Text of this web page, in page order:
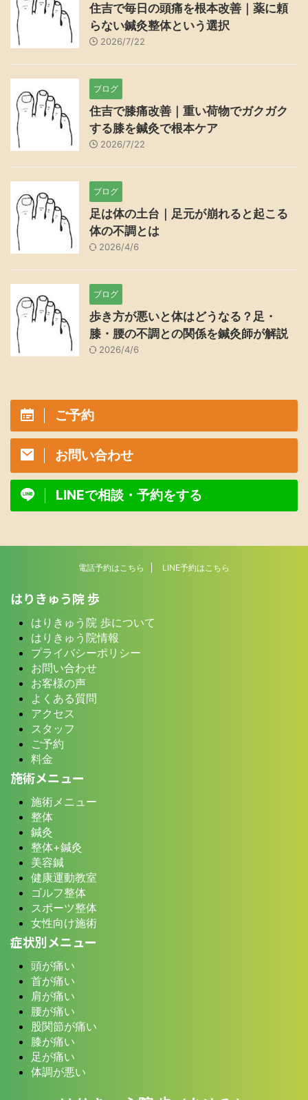
住吉で毎日の頭痛を根本改善｜薬に頼
らない鍼灸整体という選択
2026/7/22
ブログ
住吉で膝痛改善｜重い荷物でガクガク
する膝を鍼灸で根本ケア
2026/7/22
ブログ
足は体の土台｜足元が崩れると起こる
体の不調とは
2026/4/6
ブログ
歩き方が悪いと体はどうなる？足・
膝・腰の不調との関係を鍼灸師が解説
2026/4/6
ご予約
お問い合わせ
LINEで相談・予約をする
電話予約はこちら LINE予約はこちら
はりきゅう院 歩
はりきゅう院 歩について
はりきゅう院情報
プライバシーポリシー
お問い合わせ
お客様の声
よくある質問
アクセス
スタッフ
ご予約
料金
施術メニュー
施術メニュー
整体
鍼灸
整体+鍼灸
美容鍼
健康運動教室
ゴルフ整体
スポーツ整体
女性向け施術
症状別メニュー
頭が痛い
首が痛い
肩が痛い
腰が痛い
股関節が痛い
膝が痛い
足が痛い
体調が悪い